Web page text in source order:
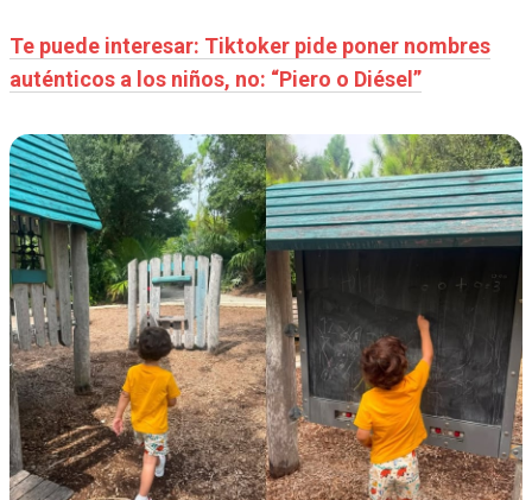
Te puede interesar: Tiktoker pide poner nombres
auténticos a los niños, no: “Piero o Diésel”